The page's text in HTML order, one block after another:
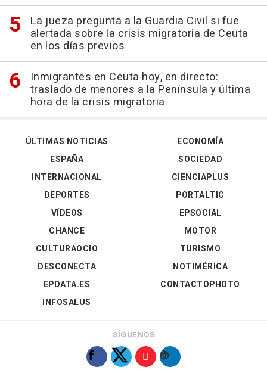
La jueza pregunta a la Guardia Civil si fue
alertada sobre la crisis migratoria de Ceuta
en los días previos
Inmigrantes en Ceuta hoy, en directo:
traslado de menores a la Península y última
hora de la crisis migratoria
ÚLTIMAS NOTICIAS
ESPAÑA
INTERNACIONAL
DEPORTES
VÍDEOS
ECONOMÍA
SOCIEDAD
CIENCIAPLUS
PORTALTIC
EPSOCIAL
CHANCE
CULTURAOCIO
DESCONECTA
EPDATA.ES
INFOSALUS
MOTOR
TURISMO
NOTIMÉRICA
CONTACTOPHOTO
SÍGUENOS